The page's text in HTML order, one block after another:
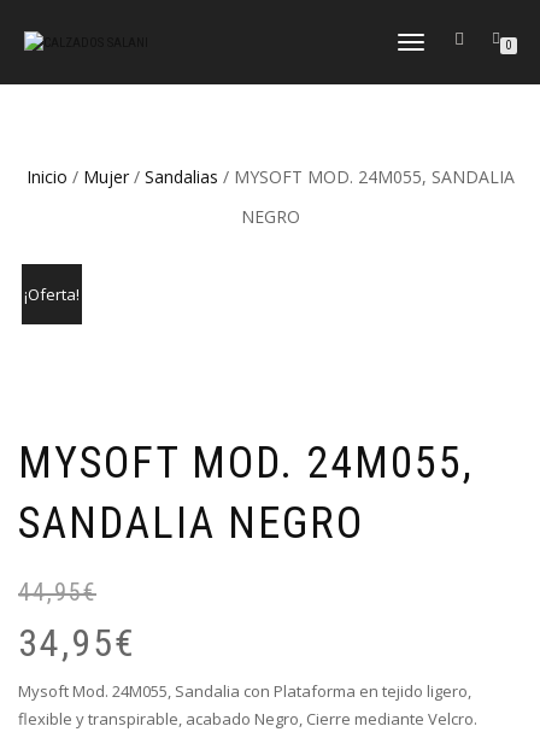
CAMBIAR
0
Inicio / Mujer/ Sandalias / MYSOFT MOD. 24M055, SANDALIA
NEGRO
¡Oferta!
MYSOFT MOD. 24M055,
SANDALIA NEGRO
44,95€
34,95€
Mysoft Mod. 24M055, Sandalia con Plataforma en tejido ligero,
flexible y transpirable, acabado Negro, Cierre mediante Velcro.